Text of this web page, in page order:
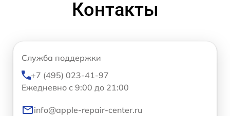
Контакты
Служба поддержки
+7 (495) 023-41-97
Ежедневно с 9:00 до 21:00
info@apple-repair-center.ru